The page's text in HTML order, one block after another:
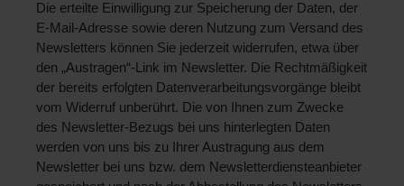
Die erteilte Einwilligung zur Speicherung der Daten, der
E-Mail-Adresse sowie deren Nutzung zum Versand des
Newsletters können Sie jederzeit widerrufen, etwa über
den „Austragen“-Link im Newsletter. Die Rechtmäßigkeit
der bereits erfolgten Datenverarbeitungsvorgänge bleibt
vom Widerruf unberührt. Die von Ihnen zum Zwecke
des Newsletter-Bezugs bei uns hinterlegten Daten
werden von uns bis zu Ihrer Austragung aus dem
Newsletter bei uns bzw. dem Newsletterdiensteanbieter